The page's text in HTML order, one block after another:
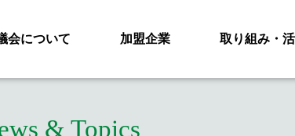
会について 加盟企業 取り組み・
& Topics